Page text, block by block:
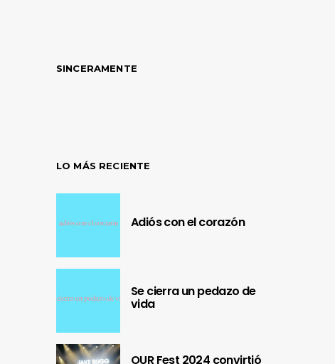
SINCERAMENTE
LO MÁS RECIENTE
Adiós con el corazón
Se cierra un pedazo de
vida
OUR Fest 2024 convirtió